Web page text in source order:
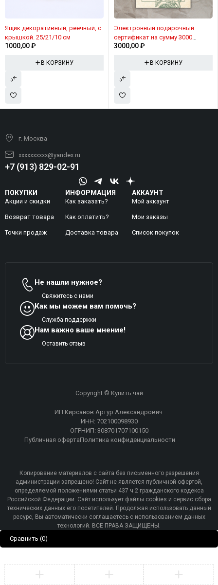
Ящик декоративный, реечный, с
крышкой. 25/21/10 см
1000,00₽
В КОРЗИНУ
Электронный подарочный
сертификат на сумму 3000
рублей
3000,00₽
В КОРЗИНУ
г. Москва
xxxxxxxxxx@yandex.ru
+7 (913) 829-02-91
ПОКУПКИ
Акции и скидки
Возврат товара
Точки продаж
ИНФОРМАЦИЯ
Как заказать?
Как оплатить?
Доставка товара
АККАУНТ
Мой аккаунт
Mои заказы
Список покупок
Не нашли нужное?
Свяжитесь с нами
Как мы можем вам помочь?
Служба поддержки
Нам важно ваше мнение!
Оставить отзыв
Copyright © Купить чай
ИП Кирсанов Артур Александрович
ИНН: 702100098930
ОГРНИП: 308701707100150
Публичная офертаПолитика конфиденциальности
Копирование материалов с сайта без письменного разрешения
администрации запрещено! Сайт не является публичной офертой,
определяемой положениями статьи 437 ч.2 гражданского кодекса
Российской Федерации. Сайт использует файлы cookies и сервис сбора
технических данных его посетителей. Продолжая использовать данный
ресурс, Вы автоматически соглашаетесь с использованием данных
технологий. ВСЕ ПРАВА ЗАЩИЩЕНЫ.
Сравнить (0)